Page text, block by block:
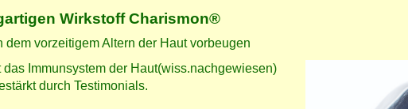
Wirkstoff Charismon®
dem vorzeitigem Altern der Haut vorbeugen
das Immunsystem der Haut(wiss.nachgewiesen)
durch Testimonials.